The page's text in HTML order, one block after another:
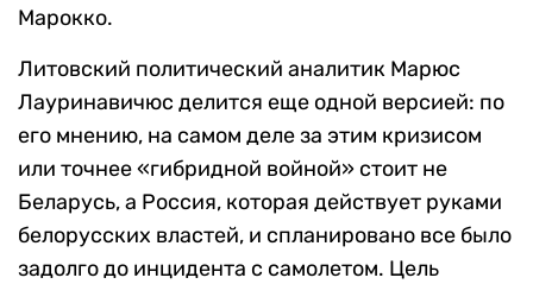
Марокко.
Литовский политический аналитик Марюс
Лауринавичюс делится еще одной версией: по
его мнению, на самом деле за этим кризисом
или точнее «гибридной войной» стоит не
Беларусь, а Россия, которая действует руками
белорусских властей, и спланировано все было
задолго до инцидента с самолетом. Цель